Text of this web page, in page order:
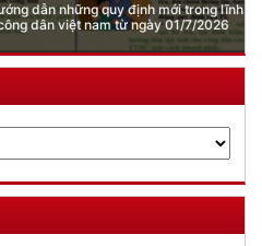
dẫn những quy định mới trong lĩnh
dân việt nam từ ngày 01/7/2026